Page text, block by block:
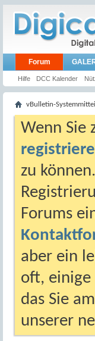
Forum
Hilfe DCC Kalender
vBulletin-
Wenn Sie
zu
Forums
aber ein
oft, einige
das Sie
unserer